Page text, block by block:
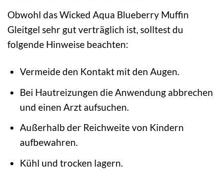
Obwohl das Wicked Aqua Blueberry Muffin
Gleitgel sehr gut verträglich ist, solltest du
folgende Hinweise beachten:
Vermeide den Kontakt mit den Augen.
Bei Hautreizungen die Anwendung abbrechen
und einen Arzt aufsuchen.
Außerhalb der Reichweite von Kindern
aufbewahren.
Kühl und trocken lagern.